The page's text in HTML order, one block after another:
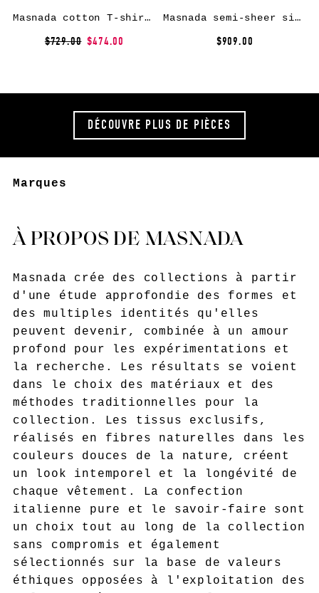
Masnada cotton T-shirt – Black
$729.00 $474.00
Masnada semi-sheer single-breasted blazer – Black
$909.00
DÉCOUVRE PLUS DE PIÈCES
Marques
À PROPOS DE MASNADA
Masnada crée des collections à partir
d'une étude approfondie des formes et
des multiples identités qu'elles
peuvent devenir, combinée à un amour
profond pour les expérimentations et
la recherche. Les résultats se voient
dans le choix des matériaux et des
méthodes traditionnelles pour la
collection. Les tissus exclusifs,
réalisés en fibres naturelles dans les
couleurs douces de la nature, créent
un look intemporel et la longévité de
chaque vêtement. La confection
italienne pure et le savoir-faire sont
un choix tout au long de la collection
sans compromis et également
sélectionnés sur la base de valeurs
éthiques opposées à l'exploitation des